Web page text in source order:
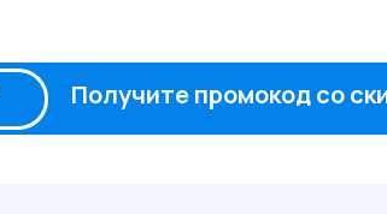
Получите промокод со